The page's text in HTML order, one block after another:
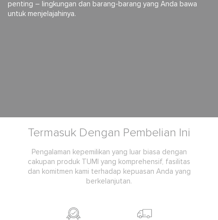
– lingkungan dan barang-barang yang Anda bawa
menjelajahinya.
Termasuk Dengan Pembelian Ini
Pengalaman kepemilikan yang luar biasa dengan
cakupan produk TUMI yang komprehensif, fasilitas
dan komitmen kami terhadap kepuasan Anda yang
berkelanjutan.